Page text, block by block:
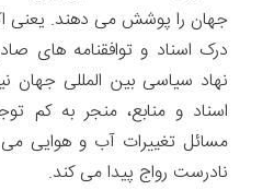
جهان را پوشش می دهند. یعنی
درک اسناد و توافقنامه های
نهاد سیاسی بین المللی جهان
اسناد و منابع، منجر به کم
مسائل تغییرات آب و هوایی
نادرست رواج پیدا می کند.